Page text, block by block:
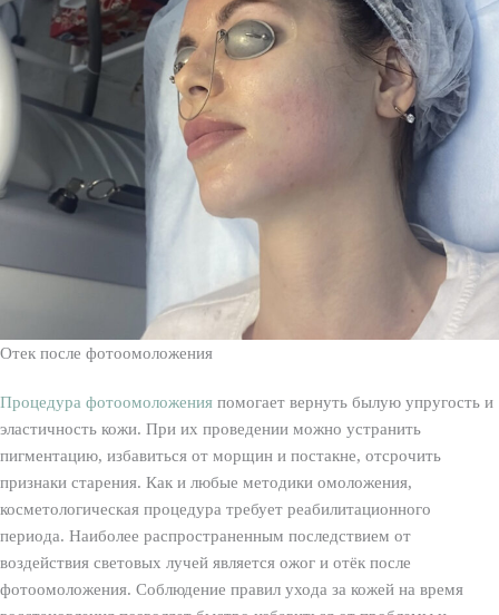
Отек после фотоомоложения
Процедура фотоомоложения помогает вернуть былую упругость и
эластичность кожи. При их проведении можно устранить
пигментацию, избавиться от морщин и постакне, отсрочить
признаки старения. Как и любые методики омоложения,
косметологическая процедура требует реабилитационного
периода. Наиболее распространенным последствием от
воздействия световых лучей является ожог и отёк после
фотоомоложения. Соблюдение правил ухода за кожей на время